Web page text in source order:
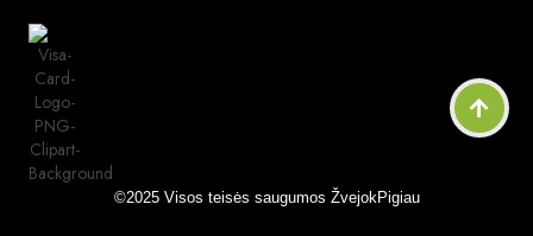
©2025 Visos teisės saugumos ŽvejokPigiau